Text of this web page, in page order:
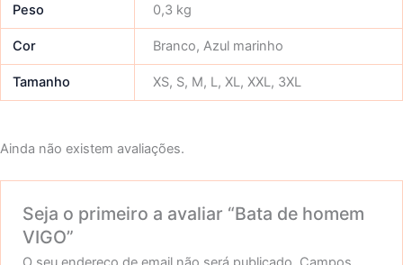
Peso 0,3 kg
Cor Branco, Azul marinho
Tamanho XS, S, M, L, XL, XXL, 3XL
Ainda não existem avaliações.
Seja o primeiro a avaliar “Bata de homem
VIGO”